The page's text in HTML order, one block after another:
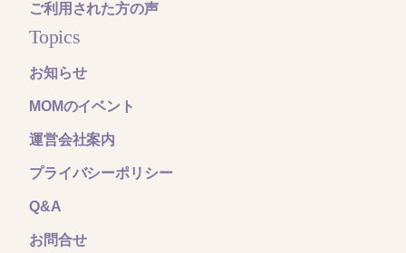
ご利用された方の声
Topics
お知らせ
MOMのイベント
運営会社案内
プライバシーポリシー
Q&A
お問合せ